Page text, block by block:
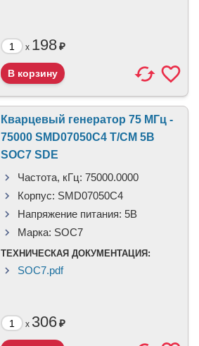
x 198₽
Кварцевый генератор 75 МГц -
75000 SMD07050C4 T/CM 5В
SOC7 SDE
Частота, кГц: 75000.0000
Корпус: SMD07050C4
Напряжение питания: 5В
Марка: SOC7
ТЕХНИЧЕСКАЯ ДОКУМЕНТАЦИЯ:
SOC7.pdf
x 306₽